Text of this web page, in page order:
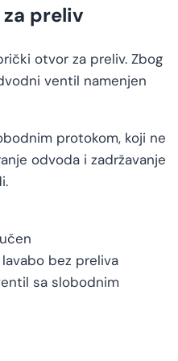
preliv
otvor za preliv. Zbog
ventil namenjen
protokom, koji ne
odvoda i zadržavanje
bez preliva
sa slobodnim